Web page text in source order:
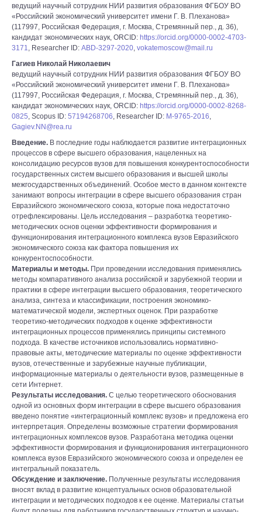
ведущий научный сотрудник НИИ развития образования ФГБОУ ВО
«Российский экономический университет имени Г. В. Плеханова»
(117997, Российская Федерация, г. Москва, Стремянный пер., д. 36),
кандидат экономических наук, ORCID: https://orcid.org/0000-0002-4703-
3171, Researcher ID: ABD-3297-2020, vokatemoscow@mail.ru
Гагиев Николай Николаевич
ведущий научный сотрудник НИИ развития образования ФГБОУ ВО
«Российский экономический университет имени Г. В. Плеханова»
(117997, Российская Федерация, г. Москва, Стремянный пер., д. 36),
кандидат экономических наук, ORCID: https://orcid.org/0000-0002-8268-
0825, Scopus ID: 57194268706, Researcher ID: M-9765-2016,
Gagiev.NN@rea.ru
Введение. В последние годы наблюдается развитие интеграционных
процессов в сфере высшего образования, нацеленных на
консолидацию ресурсов вузов для повышения конкурентоспособности
государственных систем высшего образования и высшей школы
межгосударственных объединений. Особое место в данном контексте
занимают вопросы интеграции в сфере высшего образования стран
Евразийского экономического союза, которые пока недостаточно
отрефлексированы. Цель исследования – разработка теоретико-
методических основ оценки эффективности формирования и
функционирования интеграционного комплекса вузов Евразийского
экономического союза как фактора повышения их
конкурентоспособности.
Материалы и методы. При проведении исследования применялись
методы компаративного анализа российской и зарубежной теории и
практики в сфере интеграции высшего образования, теоретического
анализа, синтеза и классификации, построения экономико-
математической модели, экспертных оценок. При разработке
теоретико-методических подходов к оценке эффективности
интеграционных процессов применялись принципы системного
подхода. В качестве источников использовались нормативно-
правовые акты, методические материалы по оценке эффективности
вузов, отечественные и зарубежные научные публикации,
информационные материалы о деятельности вузов, размещенные в
сети Интернет.
Результаты исследования. С целью теоретического обоснования
одной из основных форм интеграции в сфере высшего образования
введено понятие «интеграционный комплекс вузов» и предложена его
интерпретация. Определены возможные стратегии формирования
интеграционных комплексов вузов. Разработана методика оценки
эффективности формирования и функционирования интеграционного
комплекса вузов Евразийского экономического союза и определен ее
интегральный показатель.
Обсуждение и заключение. Полученные результаты исследования
вносят вклад в развитие концептуальных основ образовательной
интеграции и методических подходов к ее оценке. Материалы статьи